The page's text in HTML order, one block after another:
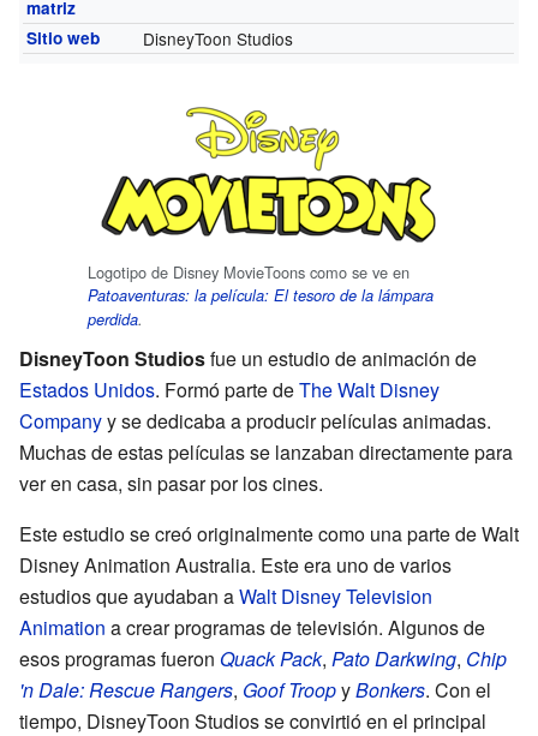
matriz
Sitio web DisneyToon Studios
Logotipo de Disney MovieToons como se ve en
Patoaventuras: la película: El tesoro de la lámpara
perdida.
DisneyToon Studiosfue un estudio de animación de
Estados Unidos. Formó parte deThe Walt Disney
Companyy se dedicaba a producir películas animadas.
Muchas de estas películas se lanzaban directamente para
ver en casa, sin pasar por los cines.
Este estudio se creó originalmente como una parte de Walt
Disney Animation Australia. Este era uno de varios
estudios que ayudaban aWalt Disney Television
Animation a crear programas de televisión. Algunos de
esos programas fueron Quack Pack, Pato Darkwing, Chip
'n Dale: Rescue Rangers, Goof TroopyBonkers. Con el
tiempo, DisneyToon Studios se convirtió en el principal